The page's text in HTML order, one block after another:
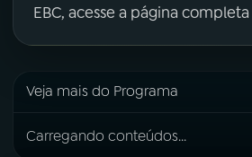
EBC, acesse a página completa
Veja mais do Programa
Carregando conteúdos...